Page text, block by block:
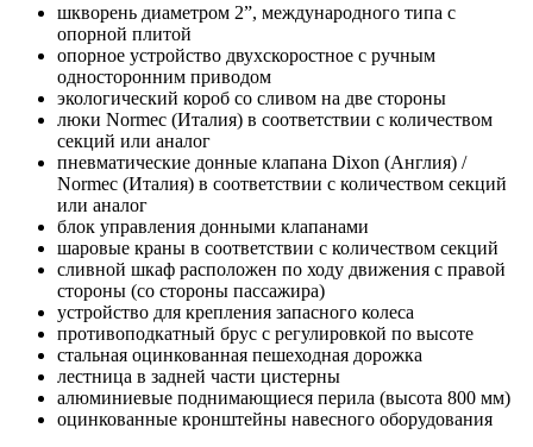
шкворень диаметром 2”, международного типа с
опорной плитой
опорное устройство двухскоростное с ручным
односторонним приводом
экологический короб со сливом на две стороны
люки Normec (Италия) в соответствии с количеством
секций или аналог
пневматические донные клапана Dixon (Англия) /
Normec (Италия) в соответствии с количеством секций
или аналог
блок управления донными клапанами
шаровые краны в соответствии с количеством секций
сливной шкаф расположен по ходу движения с правой
стороны (со стороны пассажира)
устройство для крепления запасного колеса
противоподкатный брус с регулировкой по высоте
стальная оцинкованная пешеходная дорожка
лестница в задней части цистерны
алюминиевые поднимающиеся перила (высота 800 мм)
оцинкованные кронштейны навесного оборудования